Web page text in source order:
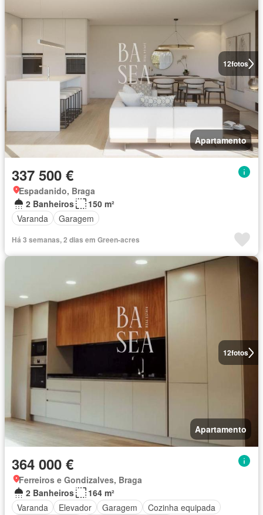
12fotos
Apartamento
337 500 €
Espadanido, Braga
2 Banheiros
150 m²
Varanda
Garagem
Há 3 semanas, 2 dias em Green-acres
12fotos
Apartamento
364 000 €
Ferreiros e Gondizalves, Braga
2 Banheiros
164 m²
Varanda
Elevador Garagem
Cozinha equipada